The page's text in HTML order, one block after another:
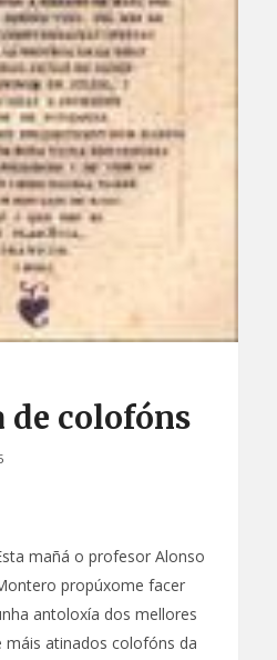
colofóns
mañá o profesor Alonso
propúxome facer
antoloxía dos mellores
máis atinados colofóns da